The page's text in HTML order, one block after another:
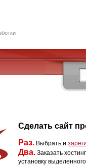
Сделать сайт
Раз. Выбрать и
Два. Заказать
установку